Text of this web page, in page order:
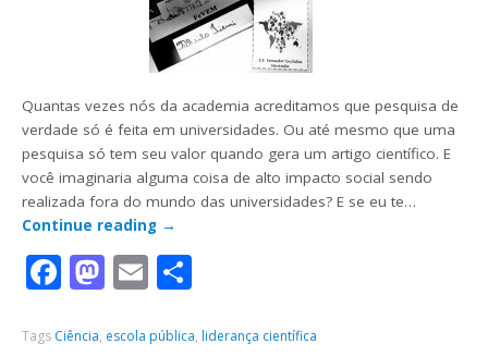
Quantas vezes nós da academia acreditamos que pesquisa de
verdade só é feita em universidades. Ou até mesmo que uma
pesquisa só tem seu valor quando gera um artigo científico. E
você imaginaria alguma coisa de alto impacto social sendo
realizada fora do mundo das universidades? E se eu te…
Continue reading →
Facebook
Mastodon
Email
Tags Ciência, escola pública, liderança científica